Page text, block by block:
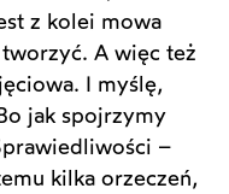
z kolei mowa
A więc też
I myślę,
jak spojrzymy
–
kilka orzeczeń,